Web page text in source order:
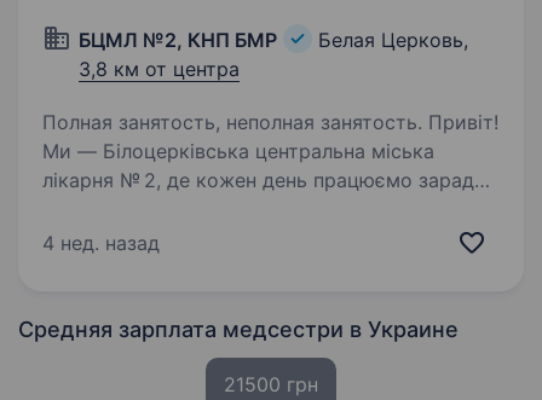
БЦМЛ №2, КНП БМР
Белая Церковь,
3,8 км от центра
Полная занятость, неполная занятость. Привіт!
Ми — Білоцерківська центральна міська
лікарня № 2, де кожен день працюємо заради
життя. Запрошуємо до нашої дружньої
4 нед. назад
Средняя зарплата медсестри в Украине
21500 грн